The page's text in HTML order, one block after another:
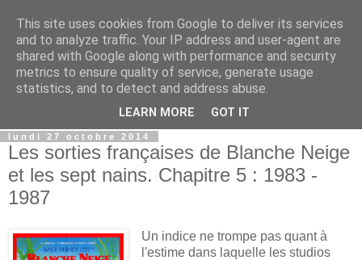
Film Perdu
Films perdus, stars oubliées, scènes coupées. Ce blog est
pour tous les fans de cinéma.
lundi 27 octobre 2014
Les sorties françaises de Blanche Neige
et les sept nains. Chapitre 5 : 1983 -
1987
Un indice ne trompe pas quant à
l'estime dans laquelle les studios
This site uses cookies from Google to deliver its services
and to analyze traffic. Your IP address and user-agent are
shared with Google along with performance and security
metrics to ensure quality of service, generate usage
statistics, and to detect and address abuse.
LEARN MORE GOT IT